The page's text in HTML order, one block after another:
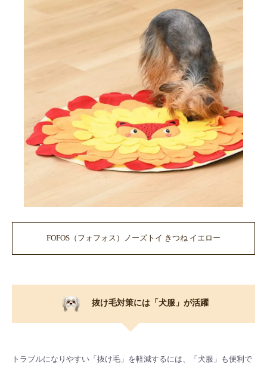
FOFOS（フォフォス）ノーズトイ きつね イエロー
抜け毛対策には「犬服」が活躍
トラブルになりやすい「抜け毛」を軽減するには、「犬服」も便利で